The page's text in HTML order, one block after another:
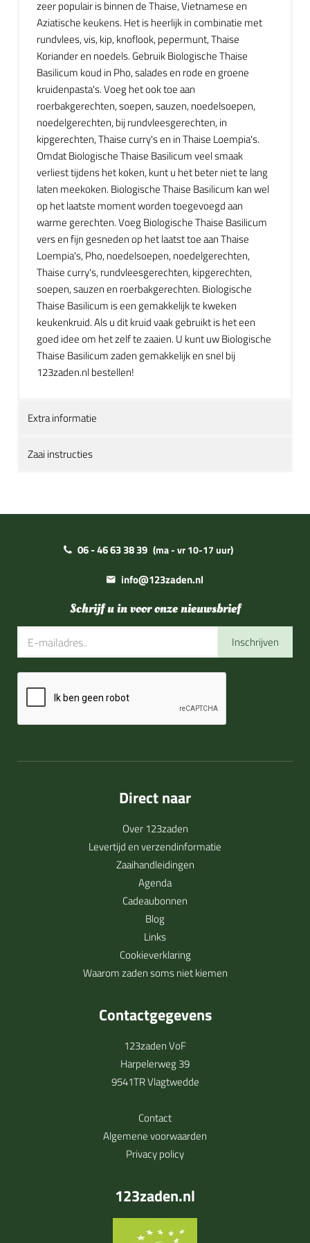
zeer populair is binnen de Thaise, Vietnamese en
Aziatische keukens. Het is heerlijk in combinatie met
rundvlees, vis, kip, knoflook, pepermunt, Thaise
Koriander en noedels. Gebruik Biologische Thaise
Basilicum koud in Pho, salades en rode en groene
kruidenpasta's. Voeg het ook toe aan
roerbakgerechten, soepen, sauzen, noedelsoepen,
noedelgerechten, bij rundvleesgerechten, in
kipgerechten, Thaise curry's en in Thaise Loempia's.
Omdat Biologische Thaise Basilicum veel smaak
verliest tijdens het koken, kunt u het beter niet te lang
laten meekoken. Biologische Thaise Basilicum kan wel
op het laatste moment worden toegevoegd aan
warme gerechten. Voeg Biologische Thaise Basilicum
vers en fijn gesneden op het laatst toe aan Thaise
Loempia's, Pho, noedelsoepen, noedelgerechten,
Thaise curry's, rundvleesgerechten, kipgerechten,
soepen, sauzen en roerbakgerechten. Biologische
Thaise Basilicum is een gemakkelijk te kweken
keukenkruid. Als u dit kruid vaak gebruikt is het een
goed idee om het zelf te zaaien. U kunt uw Biologische
Thaise Basilicum zaden gemakkelijk en snel bij
123zaden.nl bestellen!
Extra informatie
Zaai instructies
06 - 46 63 38 39 (ma - vr 10-17 uur)
info@123zaden.nl
Schrijf u in voor onze nieuwsbrief
Inschrijven
Direct naar
Over 123zaden
Levertijd en verzendinformatie
Zaaihandleidingen
Agenda
Cadeaubonnen
Blog
Links
Cookieverklaring
Waarom zaden soms niet kiemen
Contactgegevens
123zaden VoF
Harpelerweg 39
9541TR Vlagtwedde
Contact
Algemene voorwaarden
Privacy policy
123zaden.nl